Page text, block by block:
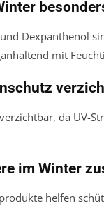
Dexpanthenol
mit
da UV-
im Winter
helfen